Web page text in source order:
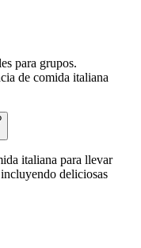
para grupos.
de comida italiana
italiana para llevar
deliciosas